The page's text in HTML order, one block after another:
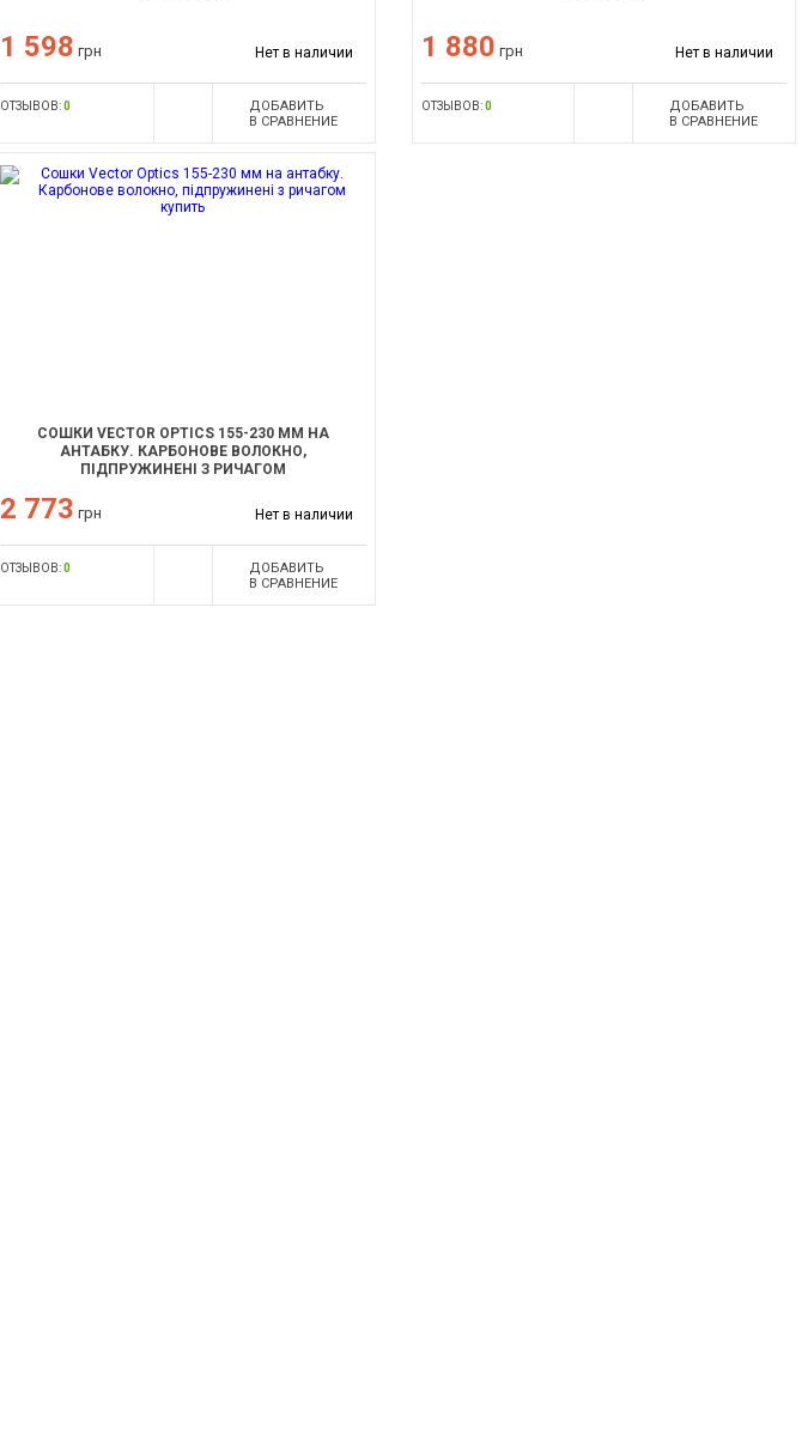
1 598 грн Нет в наличии
ОТЗЫВОВ:0
ДОБАВИТЬ
В СРАВНЕНИЕ
1 880 грн Нет в наличии
ОТЗЫВОВ:0
ДОБАВИТЬ
В СРАВНЕНИЕ
СОШКИ VECTOR OPTICS 155-230 ММ НА
АНТАБКУ. КАРБОНОВЕ ВОЛОКНО,
ПІДПРУЖИНЕНІ З РИЧАГОМ
2 773 грн Нет в наличии
ОТЗЫВОВ:0
ДОБАВИТЬ
В СРАВНЕНИЕ